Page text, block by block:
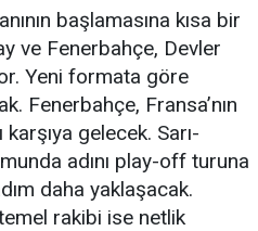
başlamasına kısa bir
ve Fenerbahçe, Devler
Yeni formata göre
Fenerbahçe, Fransa’nın
gelecek. Sarı-
adını play-off turuna
daha yaklaşacak.
rakibi ise netlik